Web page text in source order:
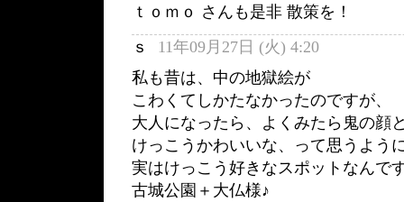
ｔｏｍｏ さんも是非 散策を！
ｓ
11年09月27日 (火) 4:20
私も昔は、中の地獄絵が
こわくてしかたなかったのですが、
大人になったら、よくみたら鬼の顔
けっこうかわいいな、って思うよう
実はけっこう好きなスポットなんで
古城公園＋大仏様♪